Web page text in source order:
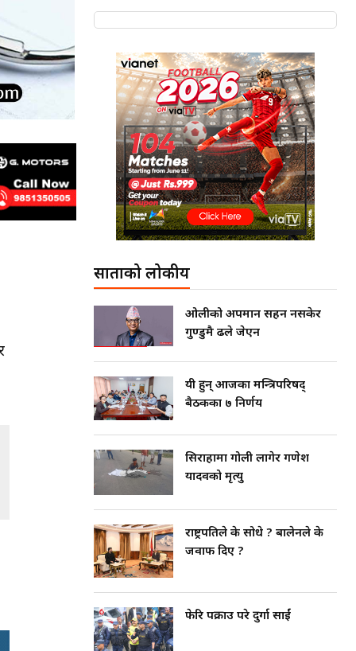
साताको लोकप्रीय
ओलीको अपमान सहन नसकेर
गुण्डुमै ढले जेएन
यी हुन् आजका मन्त्रिपरिषद्
बैठकका ७ निर्णय
सिराहामा गोली लागेर गणेश
यादवको मृत्यु
राष्ट्रपतिले के सोधे ? बालेनले के
जवाफ दिए ?
फेरि पक्राउ परे दुर्गा प्रसाईं